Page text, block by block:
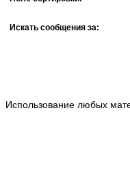
Искать сообщения за:
Использование любых